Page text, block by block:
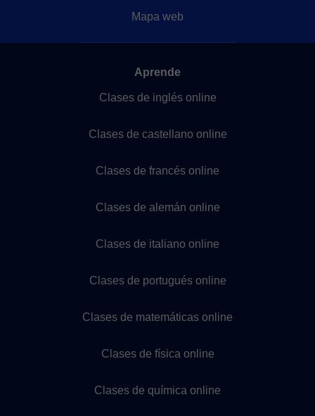
Mapa web
Aprende
Clases de inglés online
Clases de castellano online
Clases de francés online
Clases de alemán online
Clases de italiano online
Clases de portugués online
Clases de matemáticas online
Clases de física online
Clases de química online